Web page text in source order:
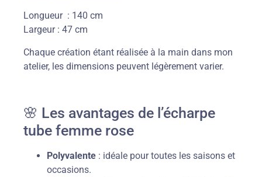
Longueur : 140 cm
Largeur : 47 cm
Chaque création étant réalisée à la main dans mon
atelier, les dimensions peuvent légèrement varier.
🌸 Les avantages de l’écharpe
tube femme rose
Polyvalente : idéale pour toutes les saisons et
occasions.